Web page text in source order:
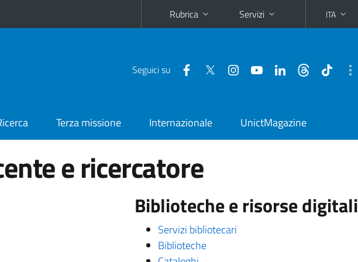
Rubrica Servizi ITA
Seguici su
Terza missione Internazionale UnictMagazine
e ricercatore
Biblioteche e risorse digitali
Servizi bibliotecari
Biblioteche